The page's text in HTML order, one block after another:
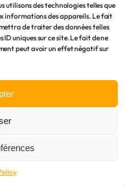
utilisons des technologies telles que
informations des appareils. Le fait
de traiter des données telles
uniques sur ce site. Le fait de ne
peut avoir un effet négatif sur